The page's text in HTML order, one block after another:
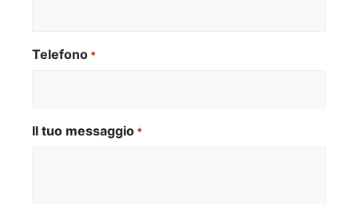
Telefono *
Il tuo messaggio *